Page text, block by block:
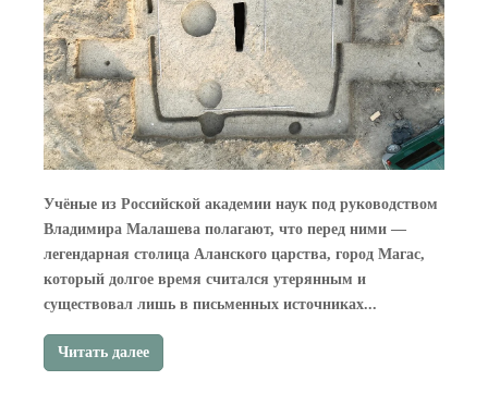
Учёные из Российской академии наук под руководством
Владимира Малашева полагают, что перед ними —
легендарная столица Аланского царства, город Магас,
который долгое время считался утерянным и
существовал лишь в письменных источниках...
Читать далее